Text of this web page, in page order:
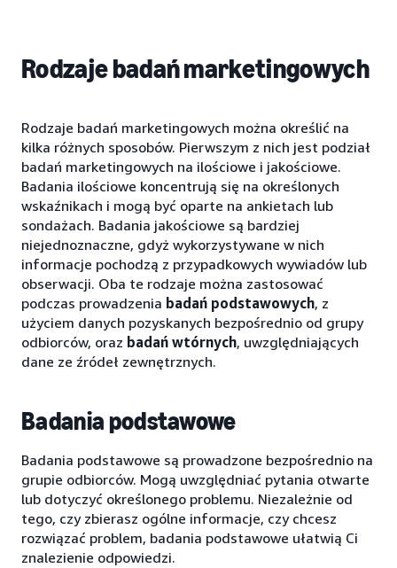
Rodzaje badań marketingowych
Rodzaje badań marketingowych można określić na
kilka różnych sposobów. Pierwszym z nich jest podział
badań marketingowych na ilościowe i jakościowe.
Badania ilościowe koncentrują się na określonych
wskaźnikach i mogą być oparte na ankietach lub
sondażach. Badania jakościowe są bardziej
niejednoznaczne, gdyż wykorzystywane w nich
informacje pochodzą z przypadkowych wywiadów lub
obserwacji. Oba te rodzaje można zastosować
podczas prowadzenia badań podstawowych, z
użyciem danych pozyskanych bezpośrednio od grupy
odbiorców, oraz badań wtórnych, uwzględniających
dane ze źródeł zewnętrznych.
Badania podstawowe
Badania podstawowe są prowadzone bezpośrednio na
grupie odbiorców. Mogą uwzględniać pytania otwarte
lub dotyczyć określonego problemu. Niezależnie od
tego, czy zbierasz ogólne informacje, czy chcesz
rozwiązać problem, badania podstawowe ułatwią Ci
znalezienie odpowiedzi.